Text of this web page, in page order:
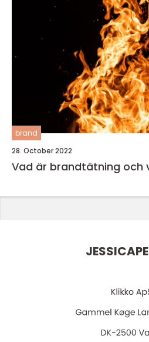
brand
28. October 2022
Vad är brandtätning och